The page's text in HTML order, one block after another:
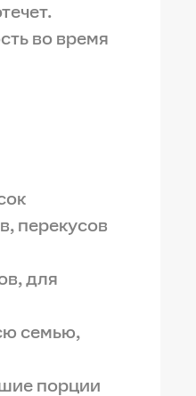
во время
перекусов
для
семью,
порции